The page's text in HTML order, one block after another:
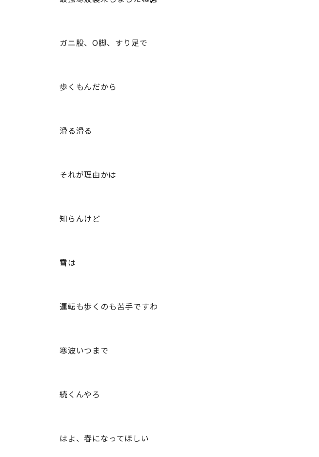
ガニ股、O脚、すり足で
歩くもんだから
滑る滑る
それが理由かは
知らんけど
雪は
運転も歩くのも苦手ですわ
寒波いつまで
続くんやろ
はよ、春になってほしい